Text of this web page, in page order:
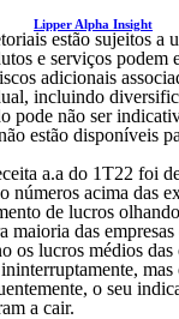
Lipper Alpha Insight
estão sujeitos a
e serviços podem
adicionais
incluindo
pode não ser
estão disponíveis
a.a do 1T22 foi
números acima das
de lucros
maioria das
os lucros médios das
mas
o seu
a cair.